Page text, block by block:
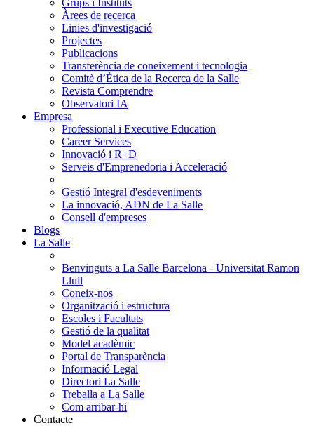
Grups i Instituts
Àrees de recerca
Linies d'investigació
Projectes
Publicacions
Transferència de coneixement i tecnologia
Comitè d’Ètica de la Recerca de la Salle
Revista Comprendre
Observatori IA
Empresa
Professional i Executive Education
Career Services
Innovació i R+D
Serveis d'Emprenedoria i Acceleració
Gestió Integral d'esdeveniments
La innovació, ADN de La Salle
Consell d'empreses
Blogs
La Salle
Benvinguts a La Salle Barcelona - Universitat Ramon
Llull
Coneix-nos
Organització i estructura
Escoles i Facultats
Gestió de la qualitat
Model acadèmic
Portal de Transparència
Informació Legal
Directori La Salle
Treballa a La Salle
Com arribar-hi
Contacte